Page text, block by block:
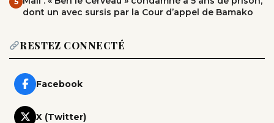
dont un avec sursis par la Cour d’appel de Bamako
RESTEZ CONNECTÉ
Facebook
X (Twitter)